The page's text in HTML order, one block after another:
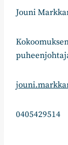
Jouni
0405429514